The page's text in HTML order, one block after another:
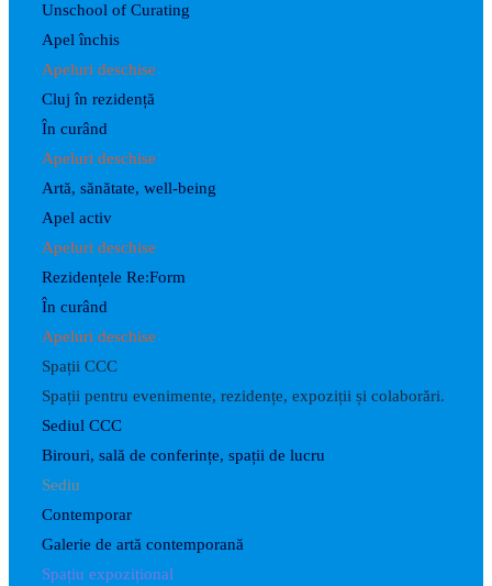
Unschool of Curating
Apel închis
Apeluri deschise
Cluj în rezidență
În curând
Apeluri deschise
Artă, sănătate, well-being
Apel activ
Apeluri deschise
Rezidențele Re:Form
În curând
Apeluri deschise
Spații CCC
Spații pentru evenimente, rezidențe, expoziții și colaborări.
Sediul CCC
Birouri, sală de conferințe, spații de lucru
Sediu
Contemporar
Galerie de artă contemporană
Spațiu expozițional